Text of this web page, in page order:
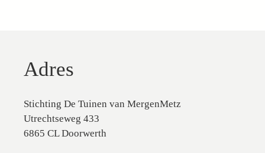
Adres
Stichting De Tuinen van MergenMetz
Utrechtseweg 433
6865 CL Doorwerth